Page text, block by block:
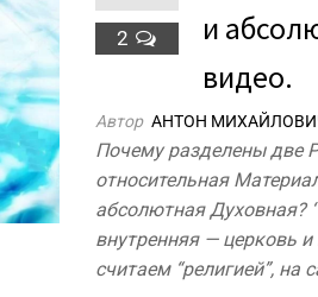
2
и
видео.
Автор АНТОН
Почему разделены две
относительная
абсолютная Духовная?
внутренняя — церковь
считаем “религией”, на